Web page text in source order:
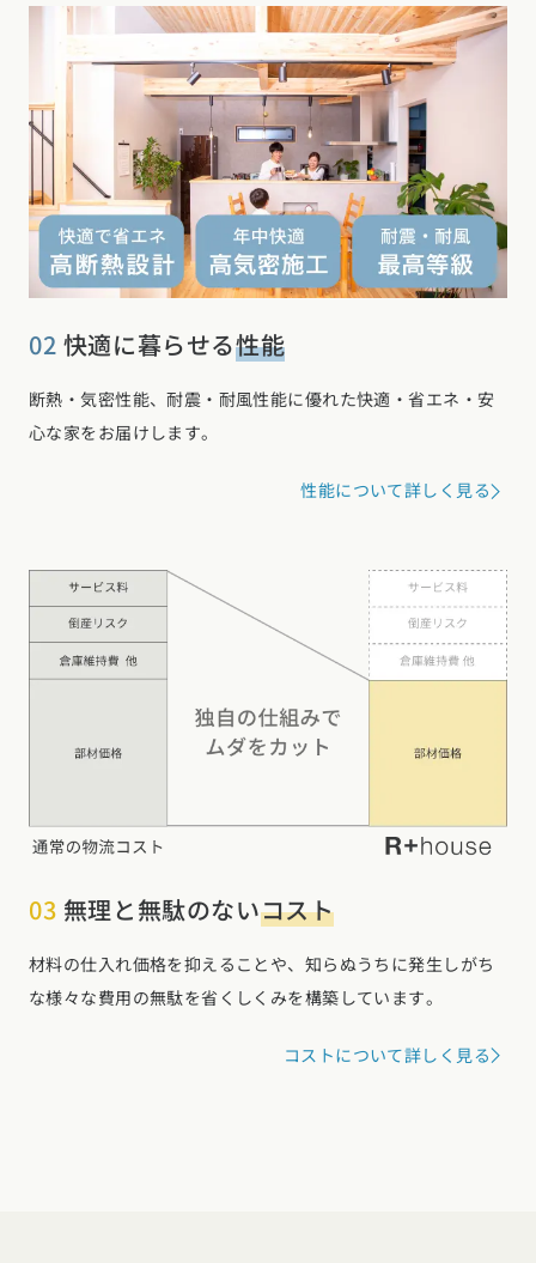
02快適に暮らせる性能
心な家をお届けします。
性能について詳しく見る
03無理と無駄のないコスト
な様々な費用の無駄を省くしくみを構築しています。
コストについて詳しく見る